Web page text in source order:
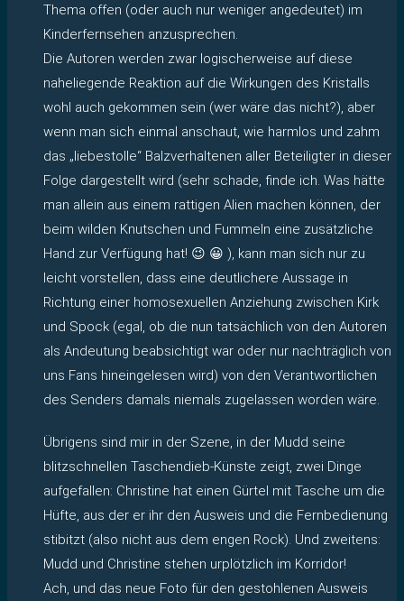
Thema offen (oder auch nur weniger angedeutet) im
Kinderfernsehen anzusprechen.
Die Autoren werden zwar logischerweise auf diese
naheliegende Reaktion auf die Wirkungen des Kristalls
wohl auch gekommen sein (wer wäre das nicht?), aber
wenn man sich einmal anschaut, wie harmlos und zahm
das „liebestolle“ Balzverhaltenen aller Beteiligter in dieser
Folge dargestellt wird (sehr schade, finde ich. Was hätte
man allein aus einem rattigen Alien machen können, der
beim wilden Knutschen und Fummeln eine zusätzliche
Hand zur Verfügung hat! 😉 😀 ), kann man sich nur zu
leicht vorstellen, dass eine deutlichere Aussage in
Richtung einer homosexuellen Anziehung zwischen Kirk
und Spock (egal, ob die nun tatsächlich von den Autoren
als Andeutung beabsichtigt war oder nur nachträglich von
uns Fans hineingelesen wird) von den Verantwortlichen
des Senders damals niemals zugelassen worden wäre.
Übrigens sind mir in der Szene, in der Mudd seine
blitzschnellen Taschendieb-Künste zeigt, zwei Dinge
aufgefallen: Christine hat einen Gürtel mit Tasche um die
Hüfte, aus der er ihr den Ausweis und die Fernbedienung
stibitzt (also nicht aus dem engen Rock). Und zweitens:
Mudd und Christine stehen urplötzlich im Korridor!
Ach, und das neue Foto für den gestohlenen Ausweis